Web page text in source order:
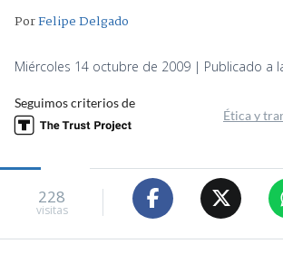
PorFelipe Delgado
Miércoles 14 octubre de 2009 | Publicado a
Seguimos criterios de
Ética y
228
visitas